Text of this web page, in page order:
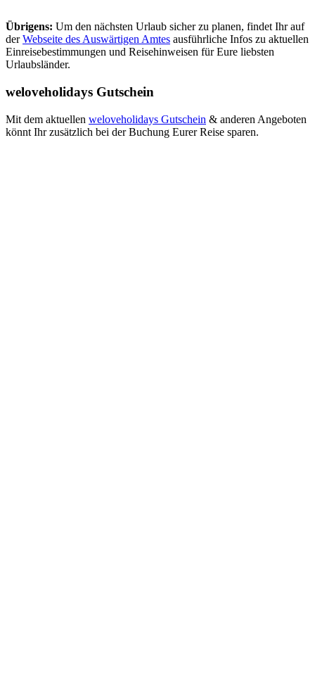
Übrigens: Um den nächsten Urlaub sicher zu planen, findet Ihr auf
derWebseite des Auswärtigen Amtes ausführliche Infos zu aktuellen
Einreisebestimmungen und Reisehinweisen für Eure liebsten
Urlaubsländer.
weloveholidays Gutschein
Mit dem aktuellen weloveholidays Gutschein & anderen Angeboten
könnt Ihr zusätzlich bei der Buchung Eurer Reise sparen.